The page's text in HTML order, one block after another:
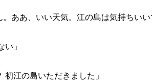
ああ、いい天気。江の島は気持ちいい
」
江の島いただきました」